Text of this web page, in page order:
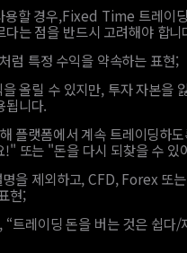
용할 경우,Fixed Time 트레이
는 점을 반드시 고려해야 합니
럼 특정 수익을 약속하는 표현;
올릴 수 있지만, 투자 자본을
됩니다.
플랫폼에서 계속 트레이딩하
!" 또는 "돈을 다시 되찾을 수 있
을 제외하고, CFD, Forex 또
현;
“트레이딩 돈을 버는 것은 쉽다